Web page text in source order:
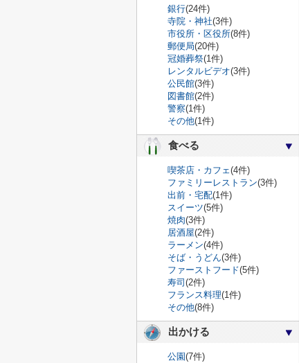
銀行(24件)
寺院・神社(3件)
市役所・区役所(8件)
郵便局(20件)
冠婚葬祭(1件)
レンタルビデオ(3件)
公民館(3件)
図書館(2件)
警察(1件)
その他(1件)
食べる
喫茶店・カフェ(4件)
ファミリーレストラン(3件)
出前・宅配(1件)
スイーツ(5件)
焼肉(3件)
居酒屋(2件)
ラーメン(4件)
そば・うどん(3件)
ファーストフード(5件)
寿司 (2件)
フランス料理(1件)
その他(8件)
出かける
公園(7件)